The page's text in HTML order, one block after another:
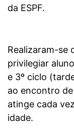
da ESPF.
Realizaram-se
privilegiar
e 3º ciclo
ao encontro
atinge cada
idade.